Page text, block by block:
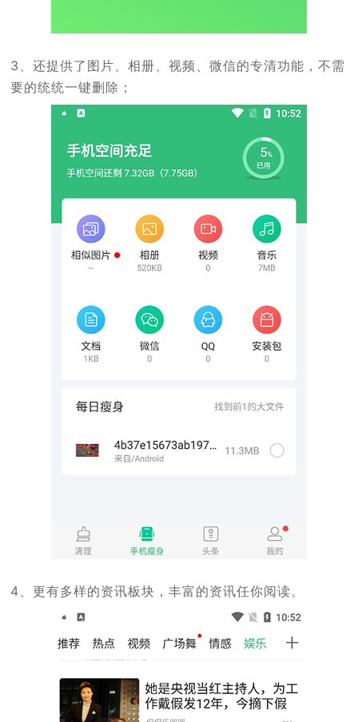
3、还提供了图片、相册、视频、微信的专清功能，不需
要的统统一键删除；
4、更有多样的资讯板块，丰富的资讯任你阅读。